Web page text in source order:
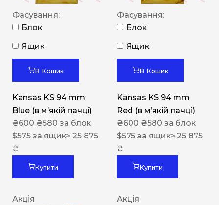
Фасування:
Блок
Ящик
В Кошик
Kansas KS 94 mm
Blue (в мʼякій пачці)
₴600 ₴580 за блок
$575 за ящик≈ 25 875
₴
Купити
Фасування:
Блок
Ящик
В Кошик
Kansas KS 94 mm
Red (в мʼякій пачці)
₴600 ₴580 за блок
$575 за ящик≈ 25 875
₴
Купити
Акція Акція